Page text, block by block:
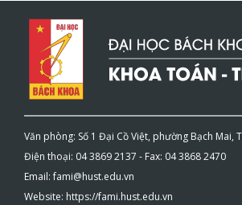
Văn phòng: Số 1 Đại Cồ Việt, phường Bạch Mai,
Điện thoại: 04 3869 2137 - Fax: 04 3868 2470
Email: fami@hust.edu.vn
Website: https://fami.hust.edu.vn